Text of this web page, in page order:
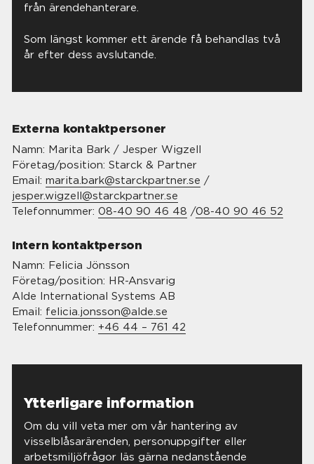
från ärendehanterare.
Som längst kommer ett ärende få behandlas två
år efter dess avslutande.
Externa kontaktpersoner
Namn: Marita Bark / Jesper Wigzell
Företag/position: Starck & Partner
Email: marita.bark@starckpartner.se /
jesper.wigzell@starckpartner.se
Telefonnummer: 08-40 90 46 48 /08-40 90 46 52
Intern kontaktperson
Namn: Felicia Jönsson
Företag/position: HR-Ansvarig
Alde International Systems AB
Email: felicia.jonsson@alde.se
Telefonnummer: +46 44 – 761 42
Ytterligare information
Om du vill veta mer om vår hantering av
visselblåsarärenden, personuppgifter eller
arbetsmiljöfrågor läs gärna nedanstående